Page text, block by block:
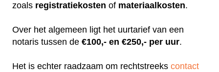
zoals registratiekosten of materiaalkosten.
Over het algemeen ligt het uurtarief van een
notaris tussen de €100,- en €250,- per uur.
Het is echter raadzaam om rechtstreeks contact